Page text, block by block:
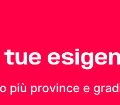
più province e